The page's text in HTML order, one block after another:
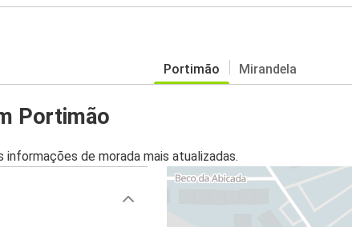
Portimão Mirandela
Portimão
de morada mais atualizadas.